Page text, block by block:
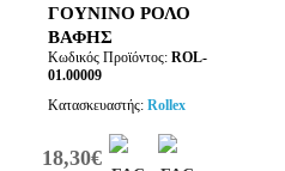
ΓΟΥΝΙΝΟ ΡΟΛΟ
ΒΑΦΗΣ
ΜΑΚΡΥΜΑΛΛΟ
ROLLEX 18εκ.
Κωδικός Προϊόντος: ROL-
01.00009
Κατασκευαστής: Rollex
18,30€